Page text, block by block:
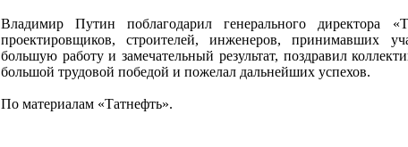
Владимир Путин поблагодарил генерального директора
проектировщиков, строителей, инженеров, принимавших
большую работу и замечательный результат, поздравил
большой трудовой победой и пожелал дальнейших успехов.
По материалам «Татнефть».